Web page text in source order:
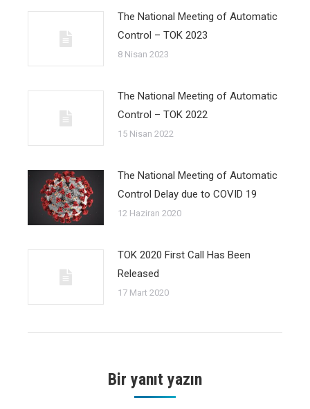
The National Meeting of Automatic
Control – TOK 2023
8 Nisan 2023
The National Meeting of Automatic
Control – TOK 2022
15 Nisan 2022
The National Meeting of Automatic
Control Delay due to COVID 19
12 Haziran 2020
TOK 2020 First Call Has Been
Released
17 Mart 2020
Bir yanıt yazın